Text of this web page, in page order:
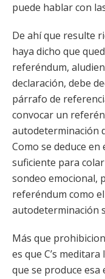
puede hablar con
De ahí que resulte
haya dicho que
referéndum,
declaración, debe
párrafo de
convocar un
autodeterminación
Como se deduce
suficiente para
sondeo emocional,
referéndum como
autodeterminación
Más que
es que C’s
que se produce